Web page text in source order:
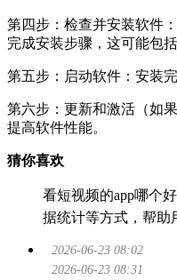
第四步：检查并安装软件
完成安装步骤，这可能包
第五步：启动软件：安装
第六步：更新和激活（如
提高软件性能。
猜你喜欢
看短视频的app哪个
据统计等方式，帮助
2026-06-23 08:02
2026-06-23 08:31